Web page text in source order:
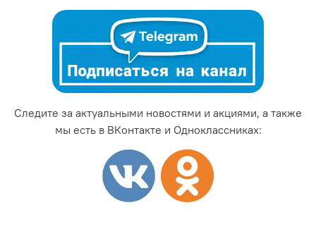
Следите за актуальными новостями и акциями, а также
мы есть в ВКонтакте и Одноклассниках: